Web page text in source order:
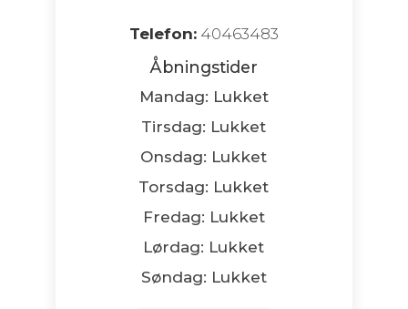
Telefon:40463483
Åbningstider
Mandag: Lukket
Tirsdag: Lukket
Onsdag: Lukket
Torsdag: Lukket
Fredag: Lukket
Lørdag: Lukket
Søndag: Lukket